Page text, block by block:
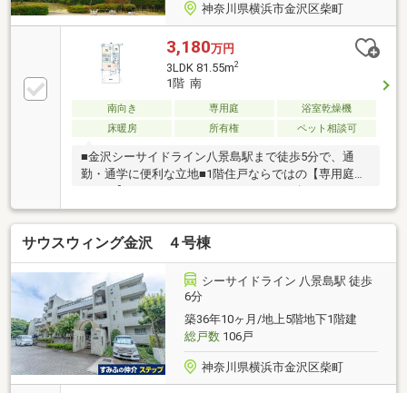
神奈川県横浜市金沢区柴町
3,180万円
3LDK 81.55m2
1階 南
南向き 専用庭
浴室乾燥機
床暖房
所有権 ペット相談可
■金沢シーサイドライン八景島駅まで徒歩5分で、通
勤・通学に便利な立地■1階住戸ならではの【専用庭・
（管理規約等の制限有り）、お子様と遊んだり、プラ
イベートな遊び場として様々な形でお使いいただけま
す。夏場にはお子様用のプールを置くことも可能■ペ
ット飼育可。大切な家族であるペットと一緒に暮らす
ことが可能（管理規約等による制限あり）■約6畳の和
室部分は、客間や寝室としてもお使えいただけるほ
か、リビングダイニングとの仕切りを全開にすること
でさらに広い空間をつくることも可能■室内は、床の
段差をできる限り解消したフラットフロア設計
サウスウィング金沢 ４号棟
シーサイドライン 八景島駅 徒歩
6分
築36年10ヶ月/地上5階地下1階建
総戸数106戸
神奈川県横浜市金沢区柴町